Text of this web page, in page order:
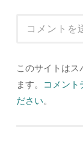
このサイトは
ます。 コメント
ださい。